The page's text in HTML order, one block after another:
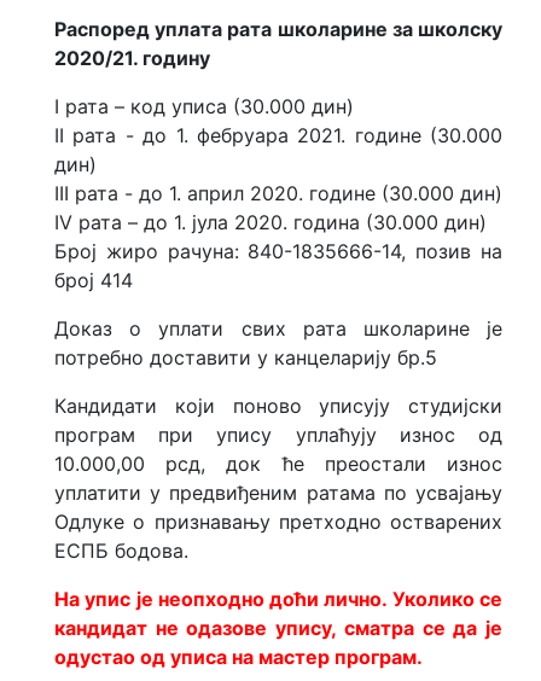
Распоред уплата рата школарине за школску
2020/21. годину
I рата – код уписа (30.000 дин)
II рата - до 1. фебруара 2021. године (30.000
дин)
III рата - до 1. април 2020. године (30.000 дин)
IV рата – до 1. јула 2020. година (30.000 дин)
Број жиро рачуна: 840-1835666-14, позив на
број 414
Доказ о уплати свих рата школарине је
потребно доставити у канцеларију бр.5
Кандидати који поново уписују студијски
програм при упису уплаћују износ од
10.000,00 рсд, док ће преостали износ
уплатити у предвиђеним ратама по усвајању
Одлуке о признавању претходно остварених
ЕСПБ бодова.
На упис је неопходно доћи лично. Уколико се
кандидат не одазове упису, сматра се да је
одустао од уписа на мастер програм.